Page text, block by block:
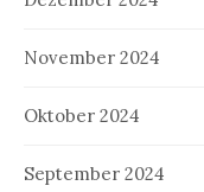
November 2024
Oktober 2024
September 2024